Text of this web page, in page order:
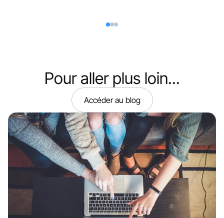
Pour aller plus loin...
Accéder au blog